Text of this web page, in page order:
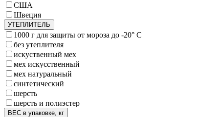
США
Швеция
УТЕПЛИТЕЛЬ
1000 г для защиты от мороза до -20° C
без утеплителя
искуственный мех
мех искусственный
мех натуральный
синтетический
шерсть
шерсть и полиэстер
ВЕС в упаковке, кг